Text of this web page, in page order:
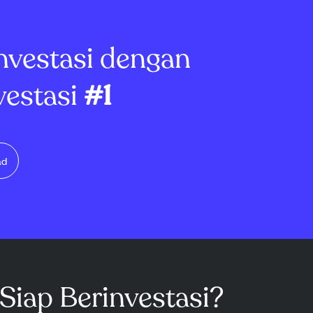
dengan
#1
Siap Berinvestasi?